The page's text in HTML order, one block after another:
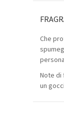
Che
Note di
un